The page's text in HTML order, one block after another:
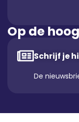
Op de
Schrijf je
De